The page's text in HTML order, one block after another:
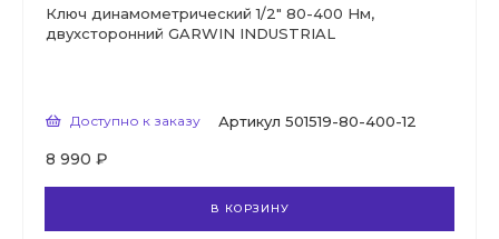
Ключ динамометрический 1/2" 80-400 Нм,
двухсторонний GARWIN INDUSTRIAL
Доступно к заказу Артикул 501519-80-400-12
8 990 ₽
В КОРЗИНУ